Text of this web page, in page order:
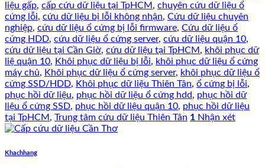
liệu gấp, cấp cứu dữ liệu tại TpHCM , chuyên cứu dữ liệu ổ
cứng lỗi, cứu dữ liệu bị lỗi không nhận, Cứu dữ liệu chuyên
nghiệp, cứu dữ liệu ổ cứng bị lỗi firmware, Cứu dữ liệu ổ
cứng HDD, cứu dữ liệu ổ cứng server, cứu dữ liệu quận 10,
cứu dữ liệu tại Cần Giờ, cứu dữ liệu tại TpHCM , khôi phục dữ
liệ quận 10, Khôi phục dữ liệu bị lỗi, khôi phục dữ liệu ổ cứng
máy chủ, Khôi phục dữ liệu ổ cứng server, khôi phục dữ liệu ổ
cứng SSD/HDD, Khôi phục dữ liệu Thiên Tân, ổ cứng bị lỗi,
phục hồi dữ liệu, phục hồi dữ liệu ổ cứng hdd, phục hồi dữ
liệu ổ cứng SSD, phục hồi dữ liệu quận 10, phục hồi dữ liệu
tại TpHCM , Trung tâm cứu dữ liệu Thiên Tân 1 Nhận xét
Khachhang